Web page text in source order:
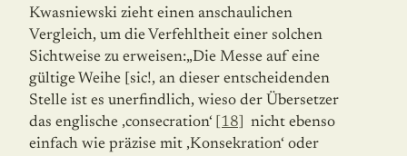
Kwasniewski zieht einen anschaulichen
Vergleich, um die Verfehltheit einer solchen
Sichtweise zu erweisen:„Die Messe auf eine
gültige Weihe [sic!, an dieser entscheidenden
Stelle ist es unerfindlich, wieso der Übersetzer
das englische ‚consecration‘
[18]
nicht ebenso
einfach wie präzise mit ‚Konsekration‘ oder